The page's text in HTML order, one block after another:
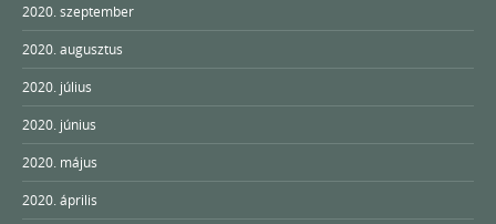
2020. szeptember
2020. augusztus
2020. július
2020. június
2020. május
2020. április